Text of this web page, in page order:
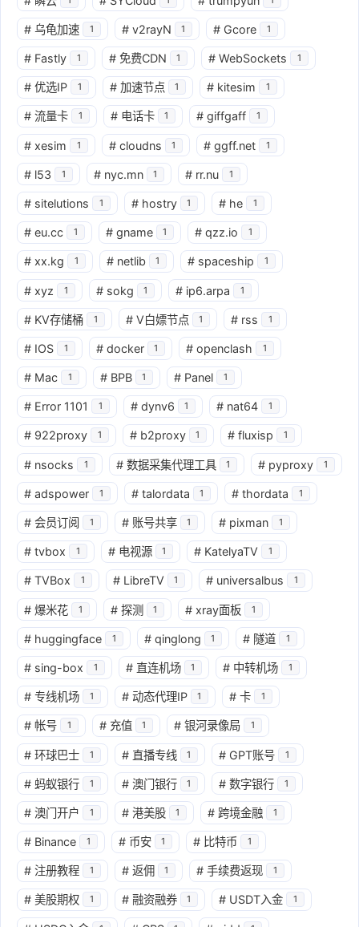
# 乌龟加速 1 # v2rayN 1 # Gcore 1
# Fastly 1 # 免费CDN 1 # WebSockets 1
# 优选IP 1 # 加速节点 1 # kitesim 1
# 流量卡 1 # 电话卡 1 # giffgaff 1
# xesim 1 # cloudns 1 # ggff.net 1
# l53 1 # nyc.mn 1 # rr.nu 1
# sitelutions 1 # hostry 1 # he 1
# eu.cc 1 # gname 1 # qzz.io 1
# xx.kg 1 # netlib 1 # spaceship 1
# xyz 1 # sokg 1 # ip6.arpa 1
# KV存储桶 1 # V白嫖节点 1 # rss 1
# IOS 1 # docker 1 # openclash 1
# Mac 1 # BPB 1 # Panel 1
# Error 1101 1 # dynv6 1 # nat64 1
# 922proxy 1 # b2proxy 1 # fluxisp 1
# nsocks 1 # 数据采集代理工具 1 # pyproxy 1
# adspower 1 # talordata 1 # thordata 1
# 会员订阅 1 # 账号共享 1 # pixman 1
# tvbox 1 # 电视源 1 # KatelyaTV 1
# TVBox 1 # LibreTV 1 # universalbus 1
# 爆米花 1 # 探测 1 # xray面板 1
# huggingface 1 # qinglong 1 # 隧道 1
# sing-box 1 # 直连机场 1 # 中转机场 1
# 专线机场 1 # 动态代理IP 1 # 卡 1
# 帐号 1 # 充值 1 # 银河录像局 1
# 环球巴士 1 # 直播专线 1 # GPT账号 1
# 蚂蚁银行 1 # 澳门银行 1 # 数字银行 1
# 澳门开户 1 # 港美股 1 # 跨境金融 1
# Binance 1 # 币安 1 # 比特币 1
# 注册教程 1 # 返佣 1 # 手续费返现 1
# 美股期权 1 # 融资融券 1 # USDT入金 1